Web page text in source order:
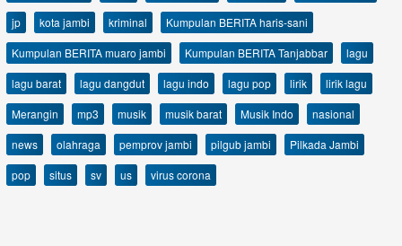
jp
kota jambi kriminal
Kumpulan BERITA haris-sani
Kumpulan BERITA muaro jambi
Kumpulan BERITA Tanjabbar
lagu
lagu barat
lagu dangdut lagu indo lagu pop lirik
lirik lagu
Merangin
mp3 musik musik barat Musik Indo
nasional
news
olahraga pemprov jambi pilgub jambi
Pilkada Jambi
pop
situs sv us virus corona